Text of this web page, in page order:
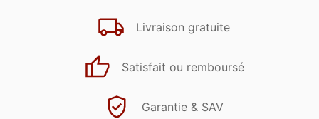
Livraison gratuite
Satisfait ou remboursé
Garantie & SAV